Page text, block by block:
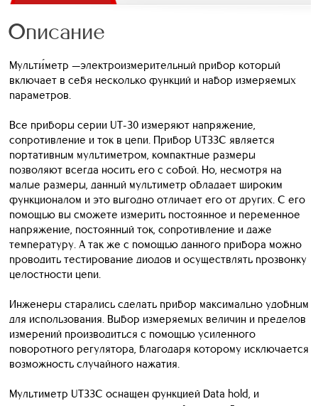
Описание
Мульти́метр —электроизмерительный прибор который
включает в себя несколько функций и набор измеряемых
параметров.
Все приборы серии UT-30 измеряют напряжение,
сопротивление и ток в цепи. Прибор UT33C является
портативным мультиметром, компактные размеры
позволяют всегда носить его с собой. Но, несмотря на
малые размеры, данный мультиметр обладает широким
функционалом и это выгодно отличает его от других. С его
помощью вы сможете измерить постоянное и переменное
напряжение, постоянный ток, сопротивление и даже
температуру. А так же с помощью данного прибора можно
проводить тестирование диодов и осуществлять прозвонку
целостности цепи.
Инженеры старались сделать прибор максимально удобным
для использования. Выбор измеряемых величин и пределов
измерений производиться с помощью усиленного
поворотного регулятора, благодаря которому исключается
возможность случайного нажатия.
Мультиметр UT33C оснащен функцией Data hold, и